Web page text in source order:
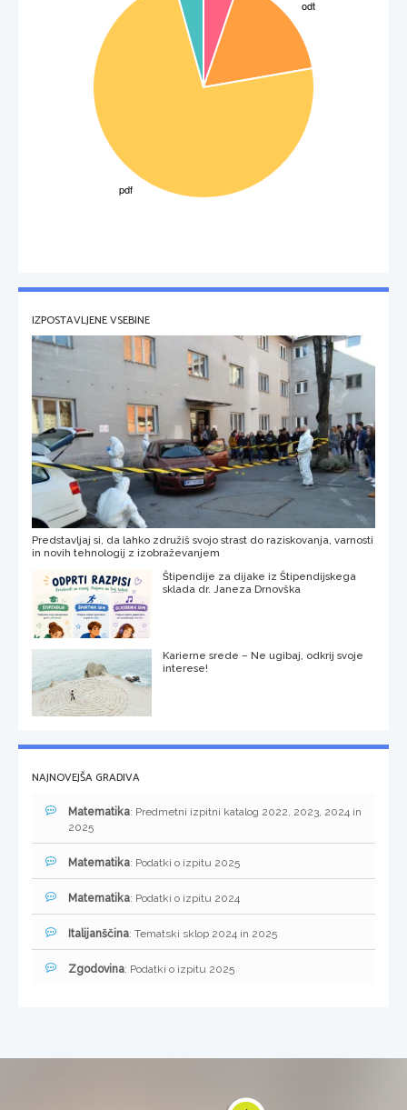
IZPOSTAVLJENE VSEBINE
Predstavljaj si, da lahko združiš svojo strast do raziskovanja, varnosti
in novih tehnologij z izobraževanjem
Štipendije za dijake iz Štipendijskega
sklada dr. Janeza Drnovška
Karierne srede – Ne ugibaj, odkrij svoje
interese!
NAJNOVEJŠA GRADIVA
Matematika: Predmetni izpitni katalog 2022, 2023, 2024 in
2025
Matematika: Podatki o izpitu 2025
Matematika: Podatki o izpitu 2024
Italijanščina: Tematski sklop 2024 in 2025
Zgodovina: Podatki o izpitu 2025